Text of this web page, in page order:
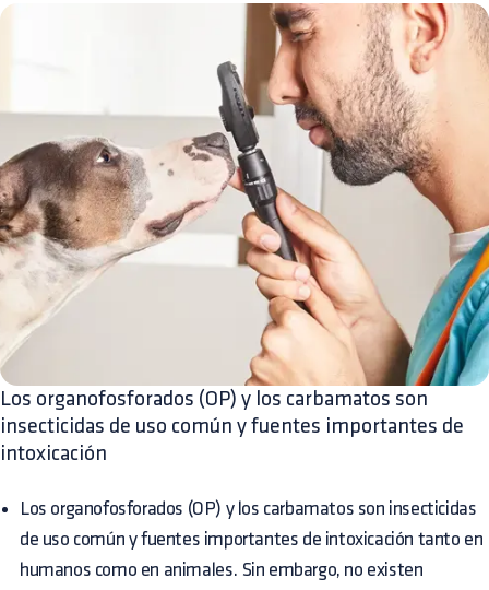
Los organofosforados (OP) y los carbamatos son
insecticidas de uso común y fuentes importantes de
intoxicación
Los organofosforados (OP) y los carbamatos son insecticidas
de uso común y fuentes importantes de intoxicación tanto en
humanos como en animales. Sin embargo, no existen